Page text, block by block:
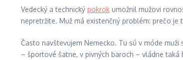
Vedecký a technický pokrok umožnil mužovi
nepretržite. Muž má existenčný problém: prečo je
Často navštevujem Nemecko. Tu sú v móde
– športové šatne, v pivných baroch – vládne